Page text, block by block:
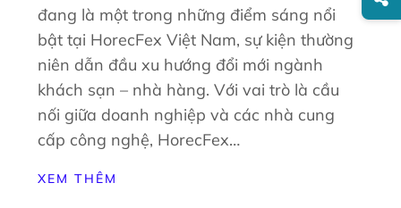
đang là một trong những điểm sáng nổi
bật tại HorecFex Việt Nam, sự kiện thường
niên dẫn đầu xu hướng đổi mới ngành
khách sạn – nhà hàng. Với vai trò là cầu
nối giữa doanh nghiệp và các nhà cung
cấp công nghệ, HorecFex…
XEM THÊM